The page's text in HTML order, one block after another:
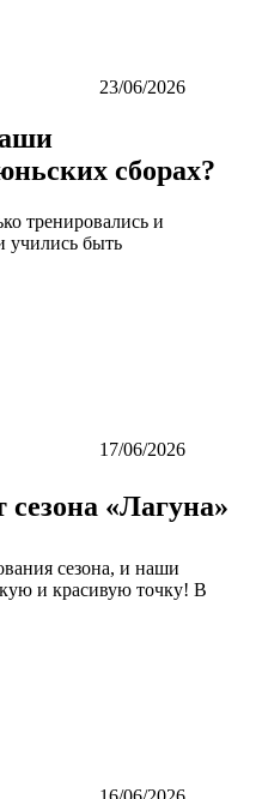
23/06/2026
сборах?
тренировались и
учились быть
17/06/2026
«Лагуна»
сезона, и наши
и красивую точку! В